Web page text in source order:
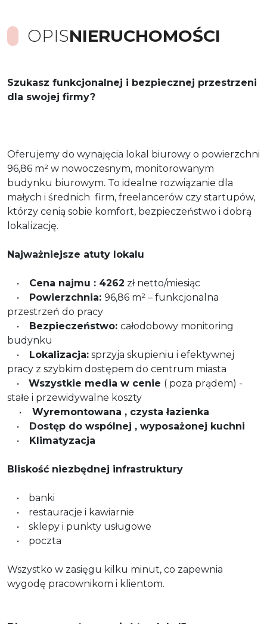
OPISNIERUCHOMOŚCI
Szukasz funkcjonalnej i bezpiecznej przestrzeni
dla swojej firmy?
Oferujemy do wynajęcia lokal biurowy o powierzchni
96,86 m² w nowoczesnym, monitorowanym
budynku biurowym. To idealne rozwiązanie dla
małych i średnich firm, freelancerów czy startupów,
którzy cenią sobie komfort, bezpieczeństwo i dobrą
lokalizację.
Najważniejsze atuty lokalu
• Cena najmu : 4262 zł netto/miesiąc
•
Powierzchnia: 96,86 m² – funkcjonalna
przestrzeń do pracy
•
Bezpieczeństwo: całodobowy monitoring
budynku
•
Lokalizacja: sprzyja skupieniu i efektywnej
pracy z szybkim dostępem do centrum miasta
• Wszystkie media w cenie ( poza prądem) -
stałe i przewidywalne koszty
•
Wyremontowana , czysta łazienka
•
Dostęp do wspólnej , wyposażonej kuchni
•
Klimatyzacja
Bliskość niezbędnej infrastruktury
• banki
• restauracje i kawiarnie
• sklepy i punkty usługowe
• poczta
Wszystko w zasięgu kilku minut, co zapewnia
wygodę pracownikom i klientom.